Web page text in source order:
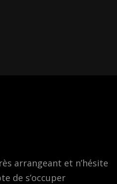
arrangeant et n’hésite
de s’occuper